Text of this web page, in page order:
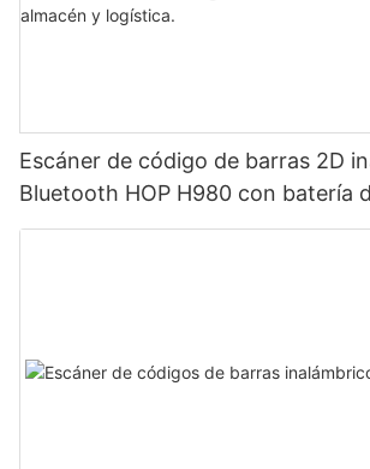
Escáner de código de barras 2D
Bluetooth HOP H980 con batería
duración de 2800 mAh para